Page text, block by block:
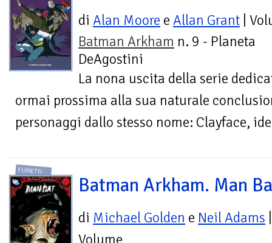
di Alan Moore e Allan Grant |
Batman Arkham n. 9 - Planeta
DeAgostini
La nona uscita della serie
ormai prossima alla sua naturale
personaggi dallo stesso nome: Clayface,
FUMETTI
Batman Arkham. Man
di Michael Golden e Neil Adams